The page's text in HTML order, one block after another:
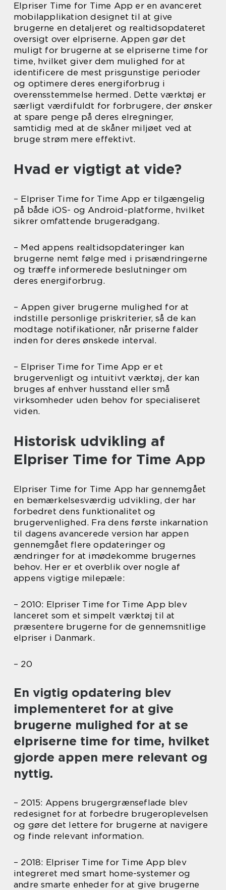
Elpriser Time for Time App er en avanceret
mobilapplikation designet til at give
brugerne en detaljeret og realtidsopdateret
oversigt over elpriserne. Appen gør det
muligt for brugerne at se elpriserne time for
time, hvilket giver dem mulighed for at
identificere de mest prisgunstige perioder
og optimere deres energiforbrug i
overensstemmelse hermed. Dette værktøj er
særligt værdifuldt for forbrugere, der ønsker
at spare penge på deres elregninger,
samtidig med at de skåner miljøet ved at
bruge strøm mere effektivt.
Hvad er vigtigt at vide?
– Elpriser Time for Time App er tilgængelig
på både iOS- og Android-platforme, hvilket
sikrer omfattende brugeradgang.
– Med appens realtidsopdateringer kan
brugerne nemt følge med i prisændringerne
og træffe informerede beslutninger om
deres energiforbrug.
– Appen giver brugerne mulighed for at
indstille personlige priskriterier, så de kan
modtage notifikationer, når priserne falder
inden for deres ønskede interval.
– Elpriser Time for Time App er et
brugervenligt og intuitivt værktøj, der kan
bruges af enhver husstand eller små
virksomheder uden behov for specialiseret
viden.
Historisk udvikling af
Elpriser Time for Time App
Elpriser Time for Time App har gennemgået
en bemærkelsesværdig udvikling, der har
forbedret dens funktionalitet og
brugervenlighed. Fra dens første inkarnation
til dagens avancerede version har appen
gennemgået flere opdateringer og
ændringer for at imødekomme brugernes
behov. Her er et overblik over nogle af
appens vigtige milepæle:
– 2010: Elpriser Time for Time App blev
lanceret som et simpelt værktøj til at
præsentere brugerne for de gennemsnitlige
elpriser i Danmark.
– 20
En vigtig opdatering blev
implementeret for at give
brugerne mulighed for at se
elpriserne time for time, hvilket
gjorde appen mere relevant og
nyttig.
– 2015: Appens brugergrænseflade blev
redesignet for at forbedre brugeroplevelsen
og gøre det lettere for brugerne at navigere
og finde relevant information.
– 2018: Elpriser Time for Time App blev
integreret med smart home-systemer og
andre smarte enheder for at give brugerne